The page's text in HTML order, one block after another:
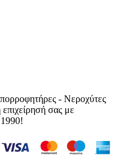
- Νεροχύτες
επιχείρησή σας με